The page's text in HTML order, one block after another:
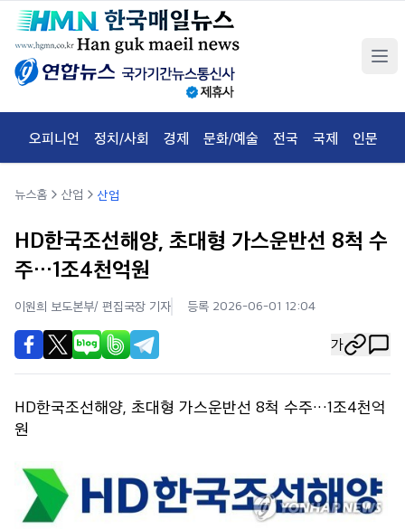
오피니언 정치/사회 경제 문화/예술 전국 국제 인문
뉴스홈 산업 산업
HD한국조선해양, 초대형 가스운반선 8척 수
주…1조4천억원
이원희 보도본부/ 편집국장 기자 등록 2026-06-01 12:04
가
HD한국조선해양, 초대형 가스운반선 8척 수주…1조4천억
원